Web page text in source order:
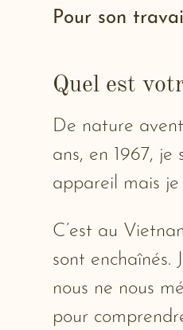
Pour son
Quel est
De nature
ans, en 1967,
appareil mais
C’est au
sont enchaînés.
nous ne nous
pour